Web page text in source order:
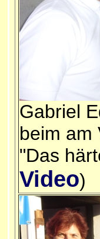
Gabriel
beim am
"Das
Video)